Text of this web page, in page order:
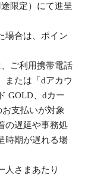
限定）にて進呈
場合は、ポイン
ご利用携帯電話
または「dアカウ
GOLD、dカー
お支払いが対象
の遅延や事務処
時期が遅れる場
人さまあたり